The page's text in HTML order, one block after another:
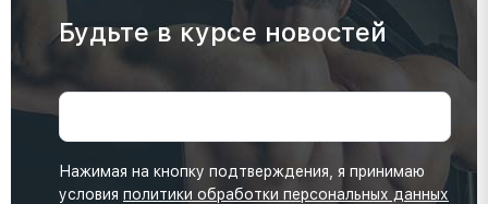
Будьте в курсе новостей
Нажимая на кнопку подтверждения, я принимаю
условия политики обработки персональных данных